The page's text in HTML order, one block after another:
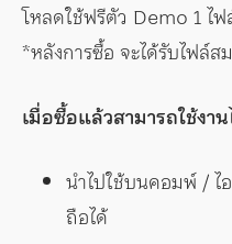
โหลดใช้ฟรีตัว Demo 1 ไ
*หลังการซื้อ จะได้รับไฟล์
เมื่อซื้อแล้วสามารถใช้งา
นำไปใช้บนคอมพ์ /
ถือได้